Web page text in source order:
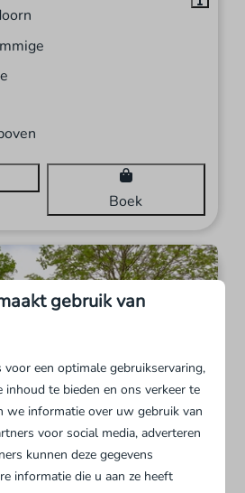
Boek
8,8
€ 695
voor
gebruik van
voor een optimale gebruikservaring,
inhoud te bieden en ons verkeer te
we informatie over uw gebruik van
voor social media, adverteren
kunnen deze gegevens
informatie die u aan ze heeft